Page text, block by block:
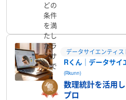
どの
条件
を満
たし
たラ
ンサ
ーで
す
データサイエンティス
Rくん｜データサイ
(Rkunn)
数理統計を活用
プロ